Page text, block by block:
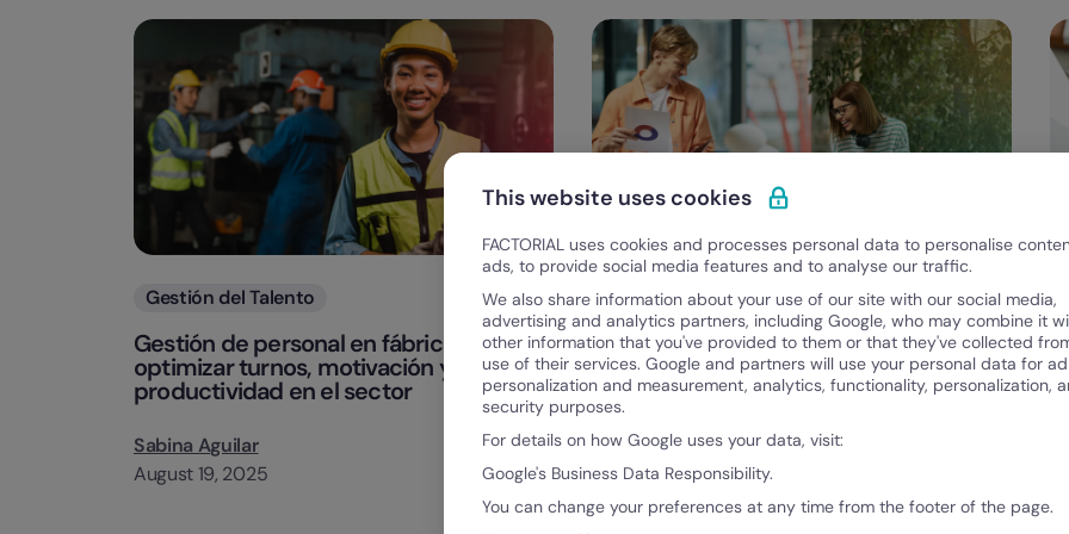
Categorias
Gestión del Talento
Gestión de personal en fábricas: cómo
optimizar turnos, motivación y
productividad en el sector
Sabina Aguilar
August 19, 2025
Categorias
Gestión del tiempo
Gestioná licencias y permisos sin
errores: el mejor software para
empresas argentinas
Sabina Aguilar
July 29, 2025
This website uses cookies
FACTORIAL uses cookies and processes personal data to personalise
ads, to provide social media features and to analyse our traffic.
We also share information about your use of our site with our social media,
advertising and analytics partners, including Google, who may combine it
other information that you've provided to them or that they've collected
use of their services. Google and partners will use your personal data for ad
personalization and measurement, analytics, functionality, personalization,
security purposes.
For details on how Google uses your data, visit:
Google's Business Data Responsibility.
You can change your preferences at any time from the footer of the page.